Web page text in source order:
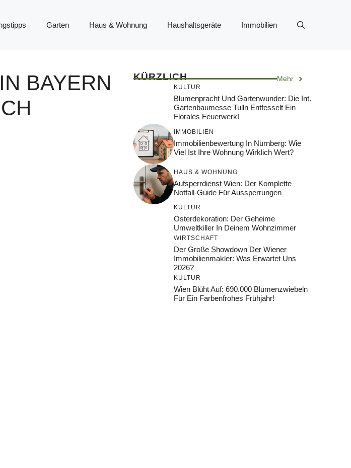
Garten Haus & Wohnung Haushaltsgeräte Immobilien
BAYERN
KÜRZLICH Mehr
KULTUR
Blumenpracht Und Gartenwunder: Die Int.
Gartenbaumesse Tulln Entfesselt Ein
Florales Feuerwerk!
IMMOBILIEN
Immobilienbewertung In Nürnberg: Wie
Viel Ist Ihre Wohnung Wirklich Wert?
HAUS & WOHNUNG
Aufsperrdienst Wien: Der Komplette
Notfall-Guide Für Aussperrungen
KULTUR
Osterdekoration: Der Geheime
Umweltkiller In Deinem Wohnzimmer
WIRTSCHAFT
Der Große Showdown Der Wiener
Immobilienmakler: Was Erwartet Uns
2026?
KULTUR
Wien Blüht Auf: 690.000 Blumenzwiebeln
Für Ein Farbenfrohes Frühjahr!